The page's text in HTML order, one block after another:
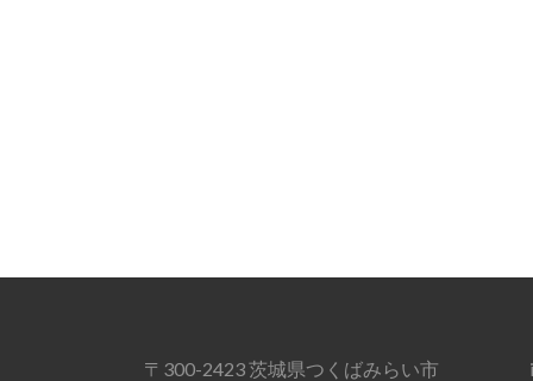
〒300-2423 茨城県つくばみらい市